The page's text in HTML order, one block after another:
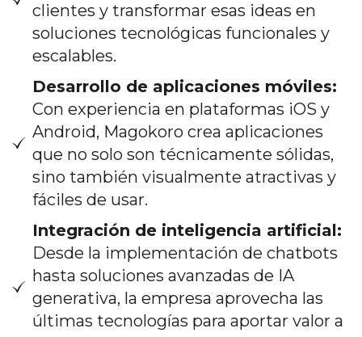
clientes y transformar esas ideas en
soluciones tecnológicas funcionales y
escalables.
Desarrollo de aplicaciones móviles:
Con experiencia en plataformas iOS y
Android, Magokoro crea aplicaciones
que no solo son técnicamente sólidas,
sino también visualmente atractivas y
fáciles de usar.
Integración de inteligencia artificial:
Desde la implementación de chatbots
hasta soluciones avanzadas de IA
generativa, la empresa aprovecha las
últimas tecnologías para aportar valor a